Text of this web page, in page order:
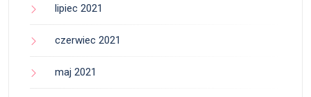
lipiec 2021
czerwiec 2021
maj 2021